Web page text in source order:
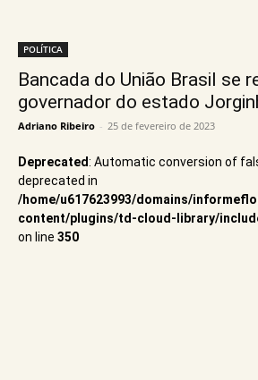
POLÍTICA
Bancada do União Brasil se
governador do estado
Adriano Ribeiro - 25 de fevereiro de 2023
Deprecated: Automatic conversion of
deprecated in
/home/u617623993/domains/
content/plugins/td-cloud-library/
on line 350